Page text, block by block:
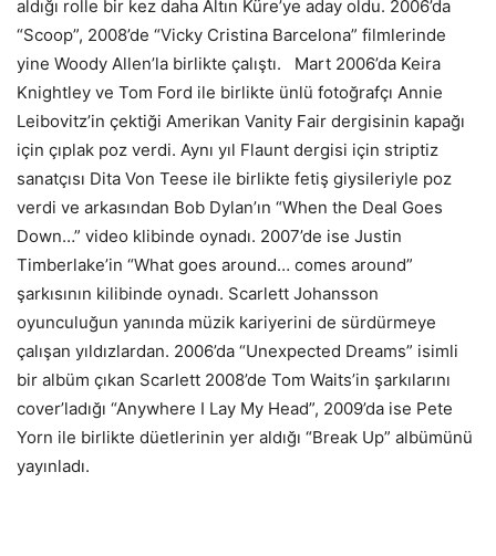
aldığı rolle bir kez daha Altın Küre’ye aday oldu. 2006’da
“Scoop”, 2008’de “Vicky Cristina Barcelona” filmlerinde
yine Woody Allen’la birlikte çalıştı. Mart 2006’da Keira
Knightley ve Tom Ford ile birlikte ünlü fotoğrafçı Annie
Leibovitz’in çektiği Amerikan Vanity Fair dergisinin kapağı
için çıplak poz verdi. Aynı yıl Flaunt dergisi için striptiz
sanatçısı Dita Von Teese ile birlikte fetiş giysileriyle poz
verdi ve arkasından Bob Dylan’ın “When the Deal Goes
Down…” video klibinde oynadı. 2007’de ise Justin
Timberlake’in “What goes around… comes around”
şarkısının kilibinde oynadı. Scarlett Johansson
oyunculuğun yanında müzik kariyerini de sürdürmeye
çalışan yıldızlardan. 2006’da “Unexpected Dreams” isimli
bir albüm çıkan Scarlett 2008’de Tom Waits’in şarkılarını
cover’ladığı “Anywhere I Lay My Head”, 2009’da ise Pete
Yorn ile birlikte düetlerinin yer aldığı “Break Up” albümünü
yayınladı.